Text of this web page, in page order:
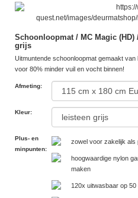
Schoonloopmat / MC Magic (HD)
grijs
Uitmuntende schoonloopmat gemaakt
voor 80% minder vuil en vocht binnen!
Afmeting:
Kleur:
Plus- en
minpunten:
zowel voor zakelijk als
hoogwaardige nylon
maken
120x uitwasbaar op 50